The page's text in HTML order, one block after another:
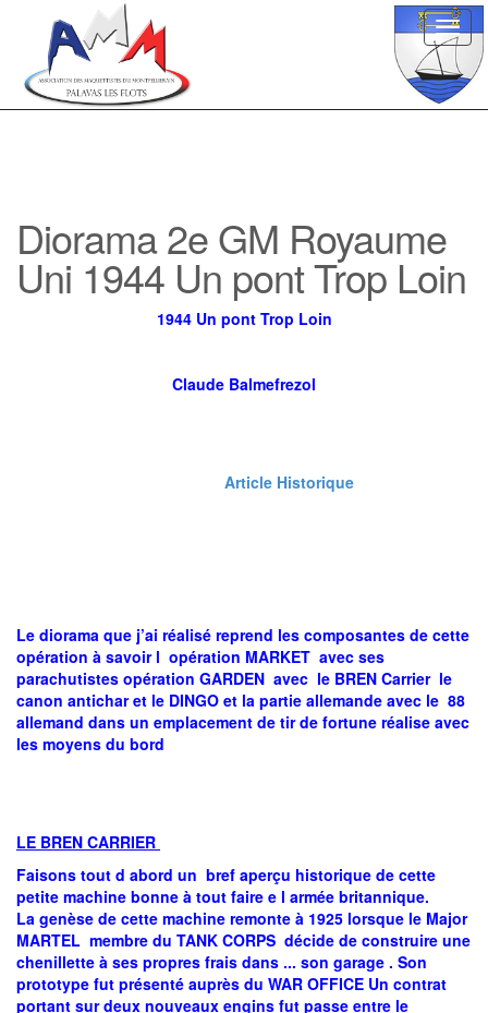
Diorama 2e GM Royaume
Uni 1944 Un pont Trop Loin
1944 Un pont Trop Loin
Claude Balmefrezol
Article Historique
Le diorama que j’ai réalisé reprend les composantes de cette
opération à savoir l opération MARKET avec ses
parachutistes opération GARDEN avec le BREN Carrier le
canon antichar et le DINGO et la partie allemande avec le 88
allemand dans un emplacement de tir de fortune réalise avec
les moyens du bord
LE BREN CARRIER
Faisons tout d abord un bref aperçu historique de cette
petite machine bonne à tout faire e l armée britannique.
La genèse de cette machine remonte à 1925 lorsque le Major
MARTEL membre du TANK CORPS décide de construire une
chenillette à ses propres frais dans ... son garage . Son
prototype fut présenté auprès du WAR OFFICE Un contrat
portant sur deux nouveaux engins fut passe entre le